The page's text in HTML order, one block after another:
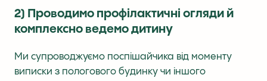
2) Проводимо профілактичні огляди й
комплексно ведемо дитину
Ми супроводжуємо поспішайчика від моменту
виписки з пологового будинку чи іншого